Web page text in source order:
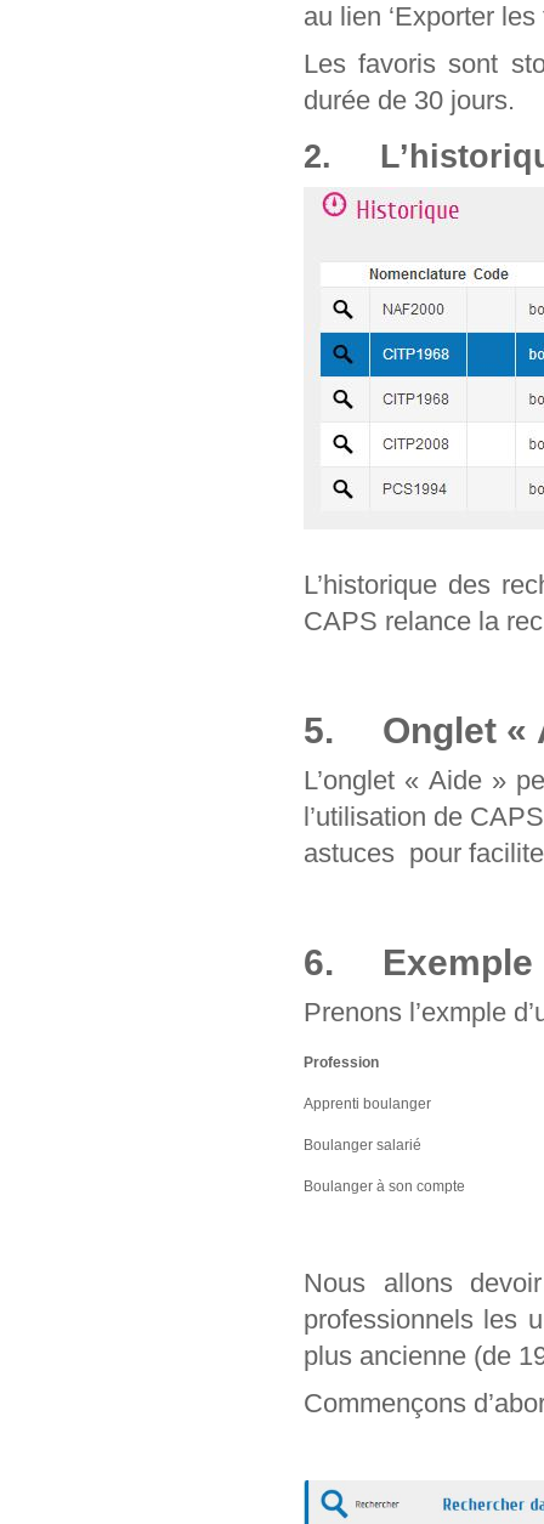
au lien ‘Exporter les
Les favoris sont
durée de 30 jours.
2.
L’historique des
CAPS relance la
5. Onglet «
L’onglet « Aide »
l’utilisation de
astuces pour
6. Exemple
Prenons l’exmple
Profession
Apprenti boulanger
Boulanger salarié
Boulanger à son compte
Nous allons
professionnels les
plus ancienne (de
Commençons